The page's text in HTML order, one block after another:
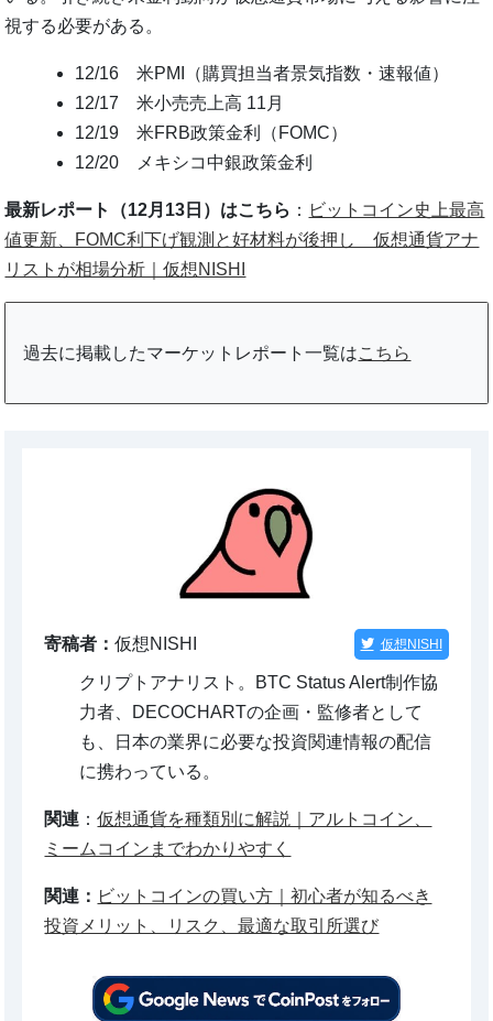
視する必要がある。
12/16 米PMI（購買担当者景気指数・速報値）
12/17 米小売売上高 11月
12/19 米FRB政策金利（FOMC）
12/20 メキシコ中銀政策金利
最新レポート（12月13日）はこちら ： ビットコイン史上最高
値更新、FOMC利下げ観測と好材料が後押し 仮想通貨アナ
リストが相場分析｜仮想NISHI
過去に掲載したマーケットレポート一覧はこちら
寄稿者：仮想NISHI 仮想NISHI
クリプトアナリスト。BTC Status Alert制作協
力者、DECOCHARTの企画・監修者として
も、日本の業界に必要な投資関連情報の配信
に携わっている。
関連 ：仮想通貨を種類別に解説｜アルトコイン、
ミームコインまでわかりやすく
関連： ビットコインの買い方｜初心者が知るべき
投資メリット、リスク、最適な取引所選び